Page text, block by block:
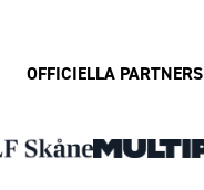
OFFICIELLA PARTNERS